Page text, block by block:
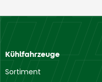
Kühlfahrzeuge
Sortiment